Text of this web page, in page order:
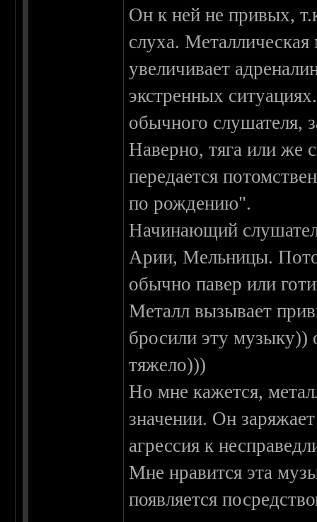
Он к ней не привых,
слуха. Металлическая
увеличивает
экстренных
обычного слушателя,
Наверно, тяга или же
передается
по рождению".
Начинающий
Арии, Мельницы.
обычно павер или
Металл вызывает
бросили эту музыку))
тяжело)))
Но мне кажется,
значении. Он
агрессия к
Мне нравится эта
появляется